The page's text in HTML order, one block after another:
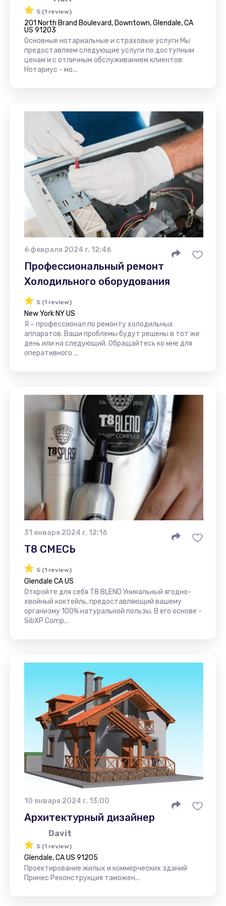
5 (1 review)
201 North Brand Boulevard, Downtown, Glendale, CA
US 91203
Основные нотариальные и страховые услуги Мы
предоставляем следующие услуги по доступным
ценам и с отличным обслуживанием клиентов:
Нотариус - мо...
6 февраля 2024 г. 12:46
Профессиональный ремонт
Холодильного оборудования
5 (1 review)
New York NY US
Я – профессионал по ремонту холодильных
аппаратов. Ваши проблемы будут решены в тот же
день или на следующий. Обращайтесь ко мне для
оперативного ...
31 января 2024 г. 12:16
Т8 СМЕСЬ
5 (1 review)
Glendale CA US
Откройте для себя T8 BLEND Уникальный ягодно-
хвойный коктейль, предоставляющий вашему
организму 100% натуральной пользы. В его основе -
SibXP Comp...
10 января 2024 г. 13:00
Архитектурный дизайнер
Davit
5 (1 review)
Glendale, CA US 91205
Проектирование жилых и коммерческих зданий
Принес Реконструкция таможен...